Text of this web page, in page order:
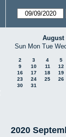
August
Sun Mon Tue
2 3 4
5
9
10 11
12
16
17 18
19
23
24 25
26
30
31
2020